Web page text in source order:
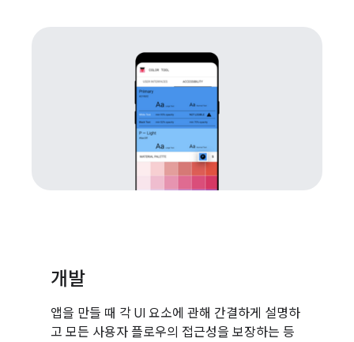
개발
앱을 만들 때 각 UI 요소에 관해 간결하게 설명하
고 모든 사용자 플로우의 접근성을 보장하는 등